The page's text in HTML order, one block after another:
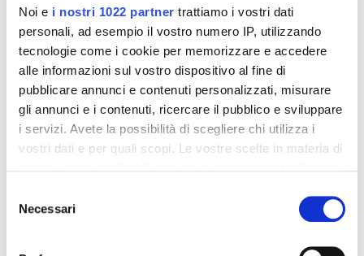
Noi e i nostri 1022 partner trattiamo i vostri dati
personali, ad esempio il vostro numero IP, utilizzando
tecnologie come i cookie per memorizzare e accedere
alle informazioni sul vostro dispositivo al fine di
pubblicare annunci e contenuti personalizzati, misurare
gli annunci e i contenuti, ricercare il pubblico e sviluppare
i servizi. Avete la possibilità di scegliere chi utilizza i
vostri dati e per quali scopi. Le vostre scelte in materia di
modificare o revocare il proprio consenso in qualsiasi
momento dalla Dichiarazione sui cookie o facendo clic
delNecessari
-42%
Integratori per dimagrire
-42%